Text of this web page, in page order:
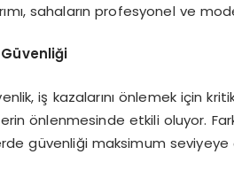
sahaların profesyonel ve
iş kazalarını önlemek için
önlenmesinde etkili oluyor.
güvenliği maksimum seviyeye